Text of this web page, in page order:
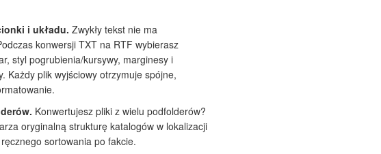
i układu. Zwykły tekst nie ma
konwersji TXT na RTF wybierasz
styl pogrubienia/kursywy, marginesy i
Każdy plik wyjściowy otrzymuje spójne,
Konwertujesz pliki z wielu podfolderów?
oryginalną strukturę katalogów w lokalizacji
sortowania po fakcie.